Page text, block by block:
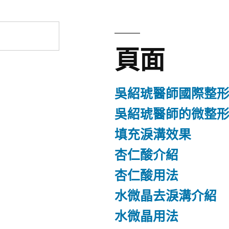
頁面
吳紹琥醫師國際整
吳紹琥醫師的微整
填充淚溝效果
杏仁酸介紹
杏仁酸用法
水微晶去淚溝介紹
水微晶用法